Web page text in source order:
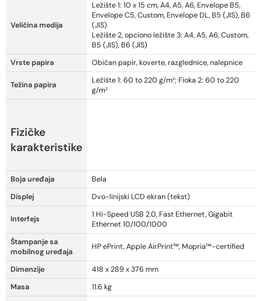
Veličina medija
Ležište 1: 10 x 15 cm, A4, A5, A6, Envelope B5,
Envelope C5, Custom, Envelope DL, B5 (JIS), B6
(JIS)
Ležište 2, opciono ležište 3: A4, A5, A6, Custom,
B5 (JIS), B6 (JIS)
Vrste papira
Običan papir, koverte, razglednice, nalepnice
Težina papira
Ležište 1: 60 to 220 g/m²; Fioka 2: 60 to 220
g/m²
Fizičke
karakteristike
Boja uređaja
Bela
Displej
Dvo-linijski LCD ekran (tekst)
Interfejs
1 Hi-Speed USB 2.0, Fast Ethernet, Gigabit
Ethernet 10/100/1000
Štampanje sa
mobilnog uređaja
HP ePrint, Apple AirPrint™, Mopria™-certified
Dimenzije
418 x 289 x 376 mm
Masa
11.6 kg